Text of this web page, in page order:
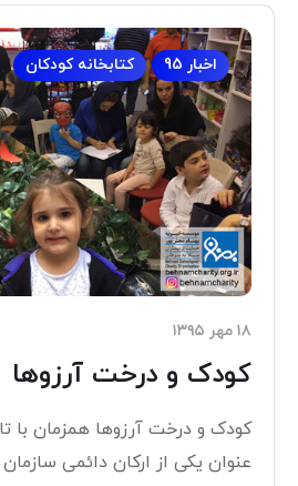
اخبار 95 کتابخانه کودکان
۱۸ مهر ۱۳۹۵
کودک و درخت آرزوها
کودک و درخت آرزوها همزمان
عنوان یکی از ارکان دائمی سازمان